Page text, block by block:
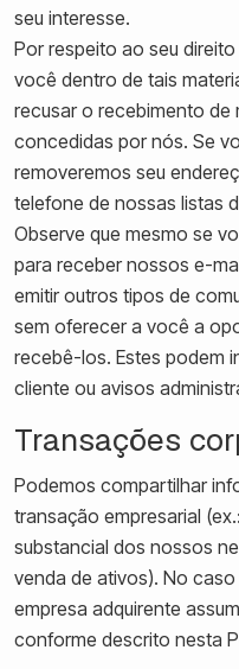
seu interesse.
Por respeito ao seu
você dentro de tais
recusar o recebimento de
concedidas por nós. Se
removeremos seu
telefone de nossas listas
Observe que mesmo se
para receber nossos e-
emitir outros tipos de
sem oferecer a você a
recebê-los. Estes podem
cliente ou avisos
Transações
Podemos compartilhar
transação empresarial
substancial dos nossos
venda de ativos). No
empresa adquirente
conforme descrito nesta